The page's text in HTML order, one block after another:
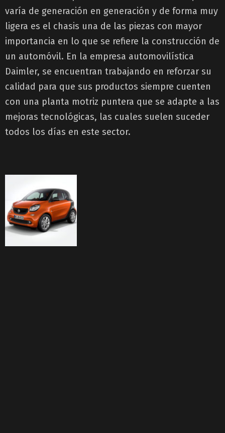
varía de generación en generación y de forma muy
ligera es el chasis una de las piezas con mayor
importancia en lo que se refiere la construcción de
un automóvil. En la empresa automovilística
Daimler, se encuentran trabajando en reforzar su
calidad para que sus productos siempre cuenten
con una planta motriz puntera que se adapte a las
mejoras tecnológicas, las cuales suelen suceder
todos los días en este sector.